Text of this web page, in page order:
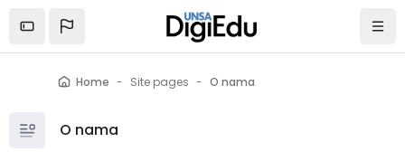
Home Site pages O nama
O nama